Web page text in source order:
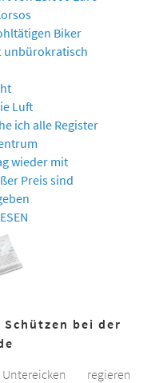
Biker
unbürokratisch
Luft
ich alle Register
wieder mit
Preis sind
Schützen bei der
regieren